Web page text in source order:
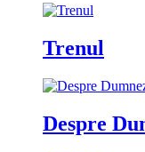
Trenul
Despre